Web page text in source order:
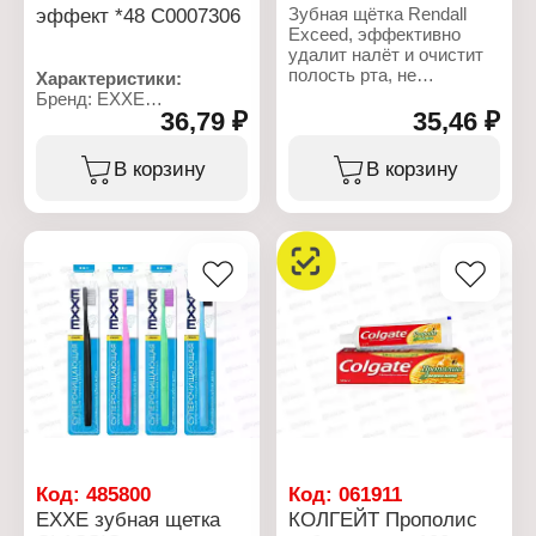
Материал:
полипропилен, нейлон
2
Констистенция: гель
Объем: 50 мл
Упаковка: туба в коробке
эффект *48 С0007306
Характеристики:
Бренд: EXXE
Тип товара: Зубная
щетка
Название: "Макс
жесткая
Материал: полиамидная
нить, пластик
36,79 ₽
В корзину
Зубная щётка Rendall
Exceed, эффективно
удалит налёт и очистит
полость рта, не
Специальные щетинки
подстраиваются под
контуры зубов и
проникают даже в
Эргономичная ручка
обеспечивает
комфортное и
безопасное
Стоматологи
рекомендуют чистить
зубы как минимум два
раза в день.
Жесткость щетины:
средняя жесткость
35,46 ₽
В корзину
Код: 485800
EXXE зубная щетка
Код:061911
КОЛГЕЙТ Прополис